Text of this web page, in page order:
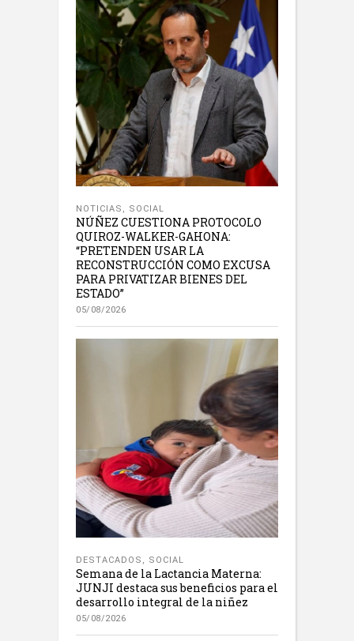
NOTICIAS , SOCIAL
NÚÑEZ CUESTIONA PROTOCOLO
QUIROZ-WALKER-GAHONA:
“PRETENDEN USAR LA
RECONSTRUCCIÓN COMO EXCUSA
PARA PRIVATIZAR BIENES DEL
ESTADO”
05/08/2026
DESTACADOS SOCIAL
Semana de la Lactancia Materna:
JUNJI destaca sus beneficios para el
desarrollo integral de la niñez
05/08/2026